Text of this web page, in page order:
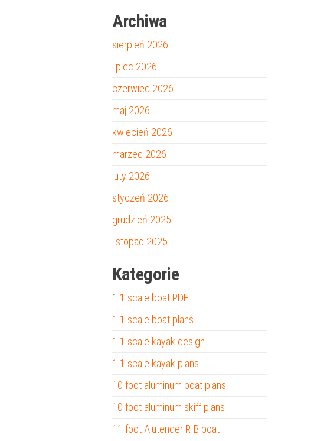
Archiwa
sierpień 2026
lipiec 2026
czerwiec 2026
maj 2026
kwiecień 2026
marzec 2026
luty 2026
styczeń 2026
grudzień 2025
listopad 2025
Kategorie
1 1 scale boat PDF
1 1 scale boat plans
1 1 scale kayak design
1 1 scale kayak plans
10 foot aluminum boat plans
10 foot aluminum skiff plans
11 foot Alutender RIB boat